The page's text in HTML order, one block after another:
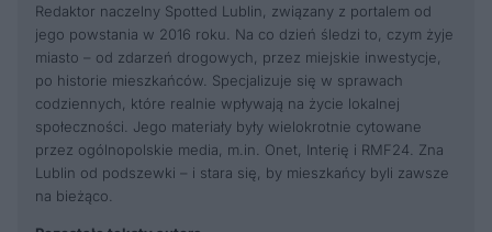
Redaktor naczelny Spotted Lublin, związany z portalem od
jego powstania w 2016 roku. Na co dzień śledzi to, czym żyje
miasto – od zdarzeń drogowych, przez miejskie inwestycje,
po historie mieszkańców. Specjalizuje się w sprawach
codziennych, które realnie wpływają na życie lokalnej
społeczności. Jego materiały były wielokrotnie cytowane
przez ogólnopolskie media, m.in. Onet, Interię i RMF24. Zna
Lublin od podszewki – i stara się, by mieszkańcy byli zawsze
na bieżąco.